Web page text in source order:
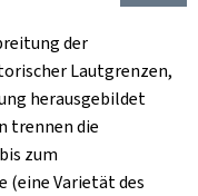
der
Lautgrenzen,
herausgebildet
trennen die
zum
(eine Varietät des